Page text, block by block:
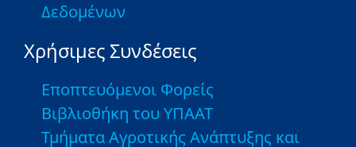
Δεδομένων
Χρήσιμες Συνδέσεις
Εποπτευόμενοι Φορείς
Βιβλιοθήκη του ΥΠΑΑΤ
Τμήματα Αγροτικής Ανάπτυξης και